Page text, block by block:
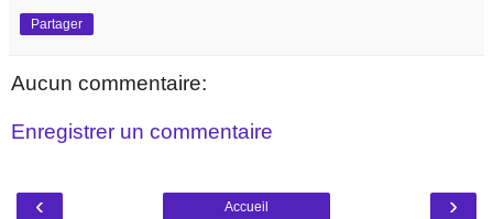
Partager
Aucun commentaire:
Enregistrer un commentaire
‹ ›
Accueil